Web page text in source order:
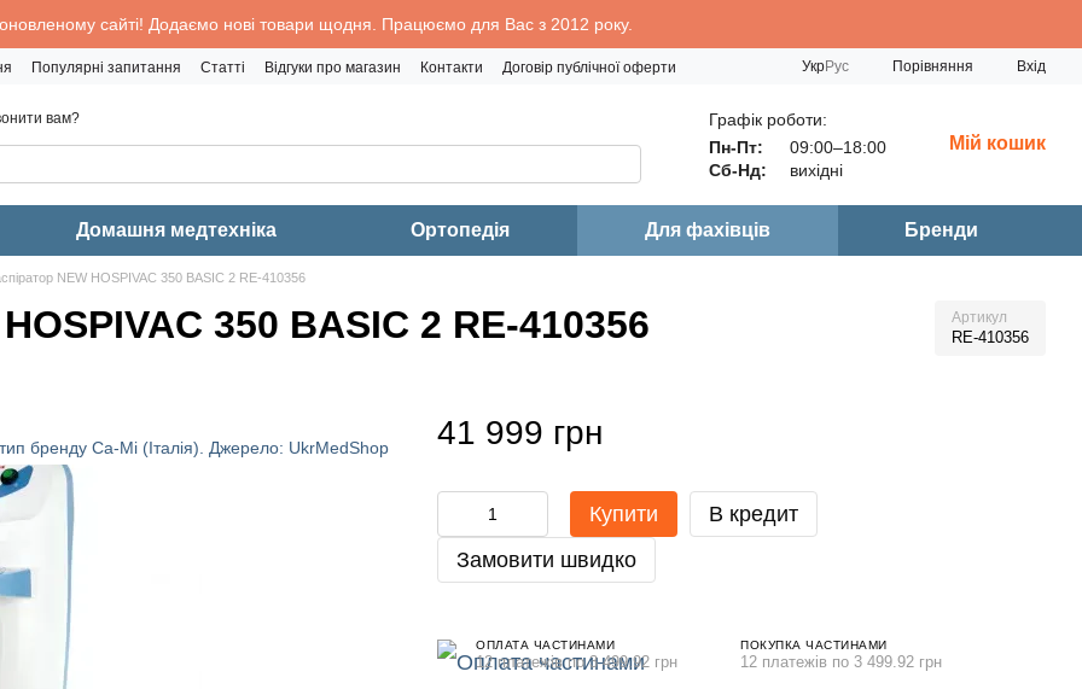
сайті! Додаємо нові товари щодня. Працюємо для Вас з 2012 року.
Популярні запитання Статті Відгуки про магазин Контакти Договір публічної оферти УкрРус Порівняння Вхід
вам?
Графік роботи:
Пн-Пт:
09:00–18:00
Сб-Нд:
вихідні
Мій кошик
Домашня медтехніка Ортопедія Для фахівців Бренди
NEW HOSPIVAC 350 BASIC 2 RE-410356
350 BASIC 2 RE-410356 Артикул
RE-410356
41 999 грн
Купити
В кредит
Замовити швидко
ОПЛАТА ЧАСТИНАМИ
12 платежів по 3 499.92 грн
ПОКУПКА ЧАСТИНАМИ
12 платежів по 3 499.92 грн